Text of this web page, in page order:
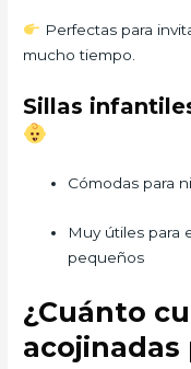
Perfectas para
mucho tiempo.
Sillas
Cómodas para
Muy útiles para
pequeños
¿Cuánto
acojinadas